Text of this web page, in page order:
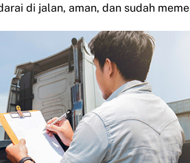
di jalan, aman, dan sudah